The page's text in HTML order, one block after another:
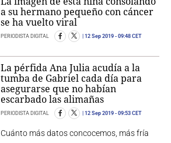
a su hermano pequeño con cáncer
se ha vuelto viral
PERIODISTA DIGITAL 12 Sep 2019 - 09:48 CET
La pérfida Ana Julia acudía a la
tumba de Gabriel cada día para
asegurarse que no habían
escarbado las alimañas
PERIODISTA DIGITAL 12 Sep 2019 - 09:53 CET
Cuánto más datos concocemos, más fría